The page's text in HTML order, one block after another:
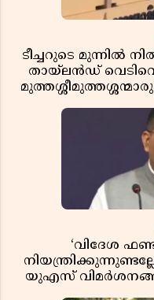
ടീച്ചറുടെ മുന്നിൽ
തായ്‌ലൻഡ്
‘വിദേശ
യുഎസ്